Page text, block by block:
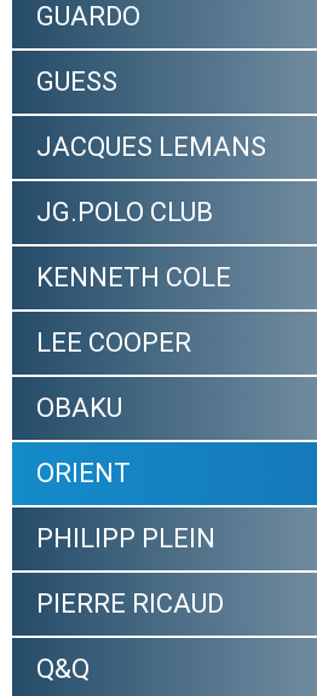
GUARDO
GUESS
JACQUES LEMANS
JG.POLO CLUB
KENNETH COLE
LEE COOPER
OBAKU
ORIENT
PHILIPP PLEIN
PIERRE RICAUD
Q&Q